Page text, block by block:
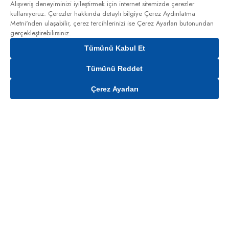
Gelince Haber Ver
Alışveriş deneyiminizi iyileştirmek için internet sitemizde çerezler
kullanıyoruz. Çerezler hakkında detaylı bilgiye Çerez Aydınlatma
Metni'nden ulaşabilir, çerez tercihlerinizi ise Çerez Ayarları butonundan
gerçekleştirebilirsiniz.
Tümünü Kabul Et
Tümünü Reddet
Çerez Ayarları